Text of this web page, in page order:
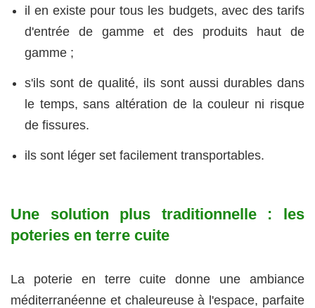
il en existe pour tous les budgets, avec des tarifs
d'entrée de gamme et des produits haut de
gamme ;
s'ils sont de qualité, ils sont aussi durables dans
le temps, sans altération de la couleur ni risque
de fissures.
ils sont léger set facilement transportables.
Une solution plus traditionnelle : les
poteries en terre cuite
La poterie en terre cuite donne une ambiance
méditerranéenne et chaleureuse à l'espace, parfaite